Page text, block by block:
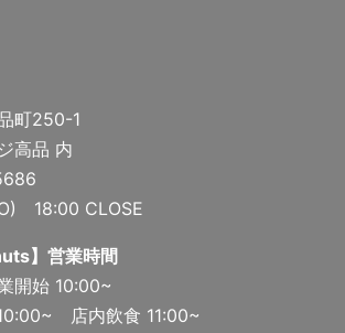
町250-1
高品 内
18:00 CLOSE
】営業時間
開始 10:00~
店内飲食 11:00~